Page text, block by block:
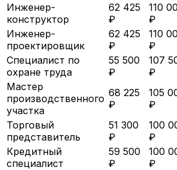
Инженер-
конструктор
62 425
₽
110
₽
Инженер-
проектировщик
62 425
₽
110
₽
Специалист по
охране труда
55 500
₽
107
₽
Мастер
производственного
участка
68 225
₽
105
₽
Торговый
представитель
51 300
₽
100
₽
Кредитный
специалист
59 500
₽
100
₽